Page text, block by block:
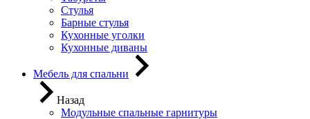
Стулья
Барные стулья
Кухонные уголки
Кухонные диваны
Мебель для спальни
Назад
Модульные спальные гарнитуры